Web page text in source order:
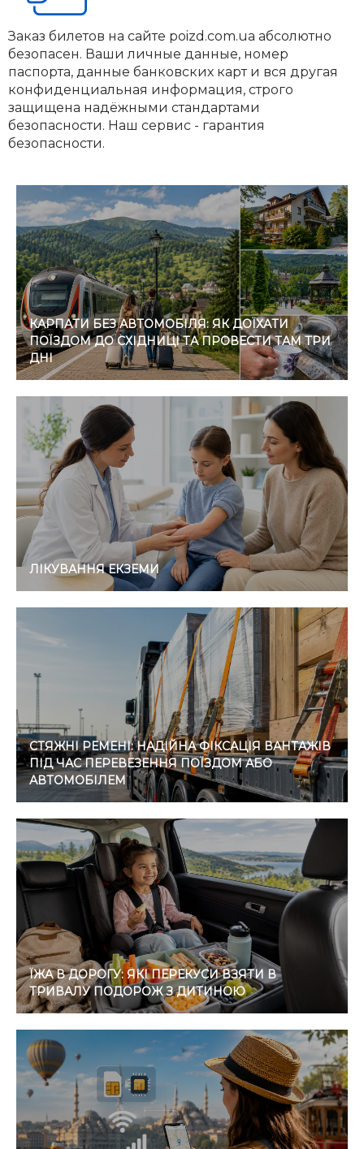
Заказ билетов на сайте poizd.com.ua абсолютно
безопасен. Ваши личные данные, номер
паспорта, данные банковских карт и вся другая
конфиденциальная информация, строго
защищена надёжными стандартами
безопасности. Наш сервис - гарантия
безопасности.
КАРПАТИ БЕЗ АВТОМОБІЛЯ: ЯК ДОЇХАТИ
ПОЇЗДОМ ДО СХІДНИЦІ ТА ПРОВЕСТИ ТАМ ТРИ
ДНІ
ЛІКУВАННЯ ЕКЗЕМИ
СТЯЖНІ РЕМЕНІ: НАДІЙНА ФІКСАЦІЯ ВАНТАЖІВ
ПІД ЧАС ПЕРЕВЕЗЕННЯ ПОЇЗДОМ АБО
АВТОМОБІЛЕМ
ЇЖА В ДОРОГУ: ЯКІ ПЕРЕКУСИ ВЗЯТИ В
ТРИВАЛУ ПОДОРОЖ З ДИТИНОЮ